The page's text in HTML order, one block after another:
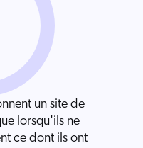
un site de
lorsqu'ils ne
ce dont ils ont